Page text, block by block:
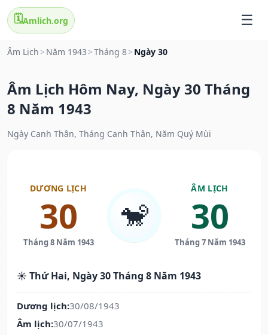
🗓️Amlich.org
Âm Lịch > Năm 1943 >Tháng 8> Ngày 30
Âm Lịch Hôm Nay, Ngày 30 Tháng
8 Năm 1943
Ngày Canh Thân, Tháng Canh Thân, Năm Quý Mùi
DƯƠNG LỊCH
30
Tháng 8 Năm 1943
🐒
ÂM LỊCH
30
Tháng 7 Năm 1943
☀️ Thứ Hai, Ngày 30 Tháng 8 Năm 1943
Dương lịch:30/08/1943
Âm lịch:30/07/1943